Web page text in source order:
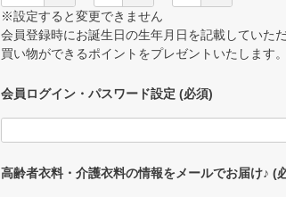
※設定すると変更できません
会員登録時にお誕生日の生年月日を記載していた
買い物ができるポイントをプレゼントいたします。
会員ログイン・パスワード設定 (必須)
高齢者衣料・介護衣料の情報をメールでお届け♪ (